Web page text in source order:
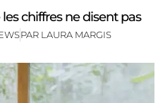
chiffres ne disent pas
PAR LAURA MARGIS